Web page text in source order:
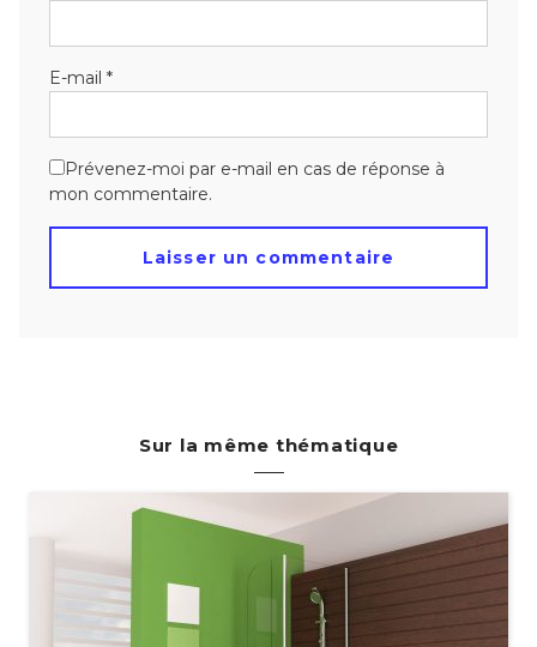
E-mail *
Prévenez-moi par e-mail en cas de réponse à
mon commentaire.
Sur la même thématique